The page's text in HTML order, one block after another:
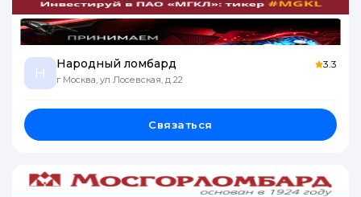
Н
Народный ломбард
г Москва, ул Лосевская, д 22
3.3
Связаться